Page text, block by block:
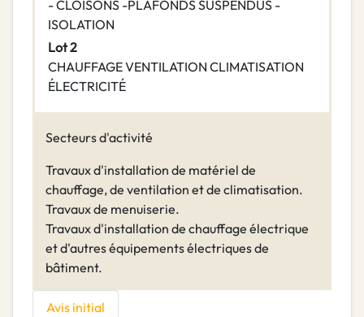
- CLOISONS -PLAFONDS SUSPENDUS -
ISOLATION
Lot 2
CHAUFFAGE VENTILATION CLIMATISATION
ÉLECTRICITÉ
Secteurs d'activité
Travaux d'installation de matériel de
chauffage, de ventilation et de climatisation.
Travaux de menuiserie.
Travaux d'installation de chauffage électrique
et d'autres équipements électriques de
bâtiment.
Avis initial